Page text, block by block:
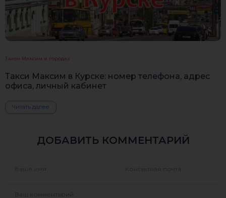
Такси Максим в городах
Такси Максим в Курске: номер телефона, адрес
офиса, личный кабинет
Читать далее
ДОБАВИТЬ КОММЕНТАРИЙ